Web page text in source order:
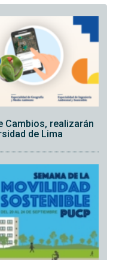
Cambios, realizarán
de Lima